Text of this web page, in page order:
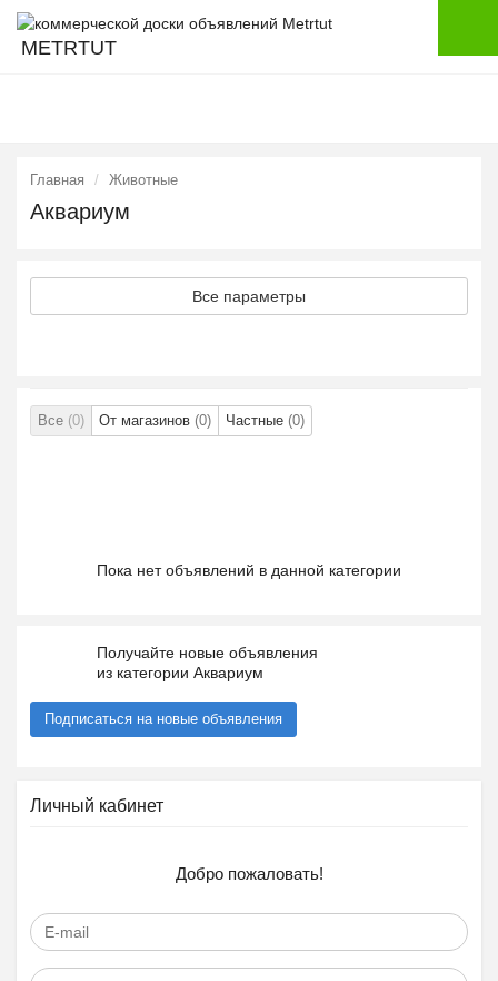
METRTUT
Главная Животные
Аквариум
Все параметры
Все (0) От магазинов (0) Частные (0)
Пока нет объявлений в данной категории
Получайте новые объявления
из категории Аквариум
Подписаться на новые объявления
Личный кабинет
Добро пожаловать!